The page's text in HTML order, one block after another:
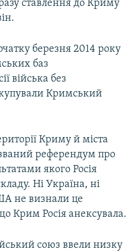
ставлення до Криму
березня 2014 року
баз
війська без
Кримський
Криму й міста
званий референдум про
якого Росія
Ні Україна, ні
не визнали це
Крим Росія анексувала.
союз ввели низку